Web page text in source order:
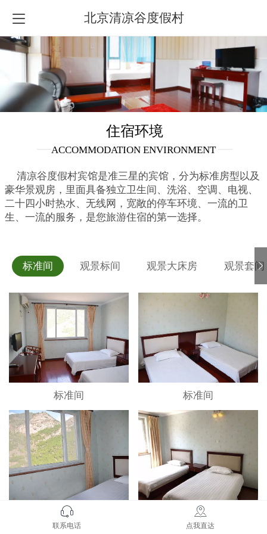
北京清凉谷度假村
住宿环境
—ACCOMMODATION ENVIRONMENT —
清凉谷度假村宾馆是准三星的宾馆 ，分为标准房型以及
豪华景观房，里面具备独立卫生间、洗浴、空调、电视、
二十四小时热水、无线网， 宽敞的停车环境、一流的卫
生、一流的服务， 是您旅游住宿的第一选择。
标准间 观景标间 观景大床房 观景套间
标准间 标准间
标准间 标准间
联系电话 点我直达